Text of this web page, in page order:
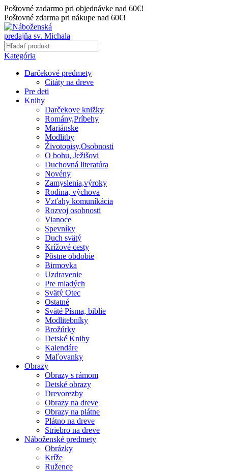
Poštovné zadarmo pri objednávke nad 60€!
Poštovné zdarma pri nákupe nad 60€!
Kategória
Darčekové predmety
Citáty na dreve
Pre deti
Knihy
Darčekove knižky
Romány,Príbehy
Mariánske
Modlitby
Źivotopisy,Osobnosti
O bohu, Ježišovi
Duchovná literatúra
Novény
Zamyslenia,výroky
Rodina, výchova
Vzťahy komuníkácia
Rozvoj osobnosti
Vianoce
Spevníky
Duch svätý
Krížové cesty
Pôstne obdobie
Birmovka
Uzdravenie
Pre mladých
Svätý Otec
Ostatné
Sväté Písma, biblie
Modlitebníky
Brožúrky
Detské Knihy
Kalendáre
Maľovanky
Obrazy
Obrazy s rámom
Detské obrazy
Drevorezby
Obrazy na dreve
Obrazy na plátne
Plátno na dreve
Striebro na dreve
Náboženské predmety
Obrázky
Kríže
Ružence